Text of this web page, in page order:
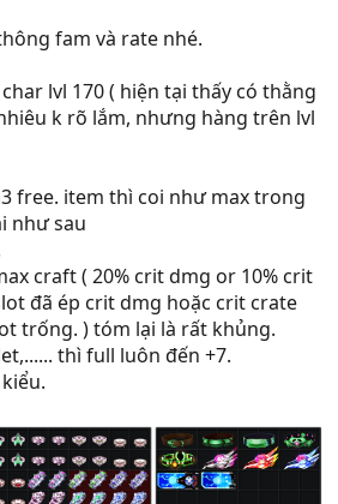
fam và rate nhé.
lvl 170 ( hiện tại thấy có thằng
k rõ lắm, nhưng hàng trên lvl
free. item thì coi như max trong
như sau
craft ( 20% crit dmg or 10% crit
đã ép crit dmg hoặc crit crate
trống. ) tóm lại là rất khủng.
thì full luôn đến +7.